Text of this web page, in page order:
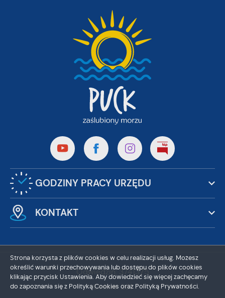
GODZINY PRACY URZĘDU
KONTAKT
Odwiedzin: 3741375
Online: 261
Strona korzysta z plików cookies w celu realizacji usług. Możesz
określić warunki przechowywania lub dostępu do plików cookies
klikając przycisk Ustawienia. Aby dowiedzieć się więcej zachęcamy
do zapoznania się z Polityką Cookies oraz Polityką Prywatności.